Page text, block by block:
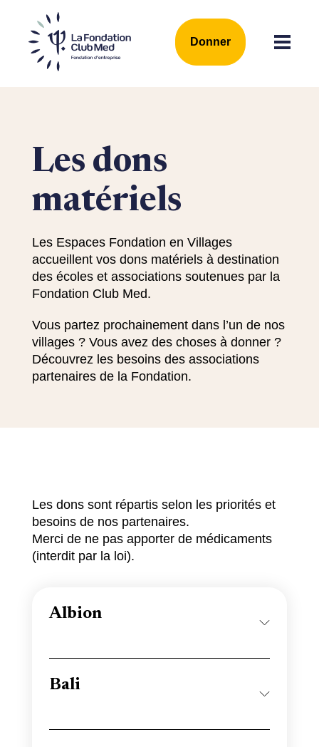
Donner
Les dons
matériels
Les Espaces Fondation en Villages
accueillent vos dons matériels à destination
des écoles et associations soutenues par la
Fondation Club Med.
Vous partez prochainement dans l’un de nos
villages ? Vous avez des choses à donner ?
Découvrez les besoins des associations
partenaires de la Fondation.
Les dons sont répartis selon les priorités et
besoins de nos partenaires.
Merci de ne pas apporter de médicaments
(interdit par la loi).
Albion
Bali